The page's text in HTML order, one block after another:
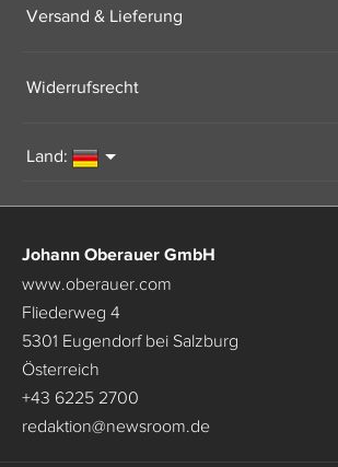
Versand & Lieferung
Widerrufsrecht
Land:
Johann Oberauer GmbH
www.oberauer.com
Fliederweg 4
5301 Eugendorf bei Salzburg
Österreich
+43 6225 2700
redaktion@newsroom.de